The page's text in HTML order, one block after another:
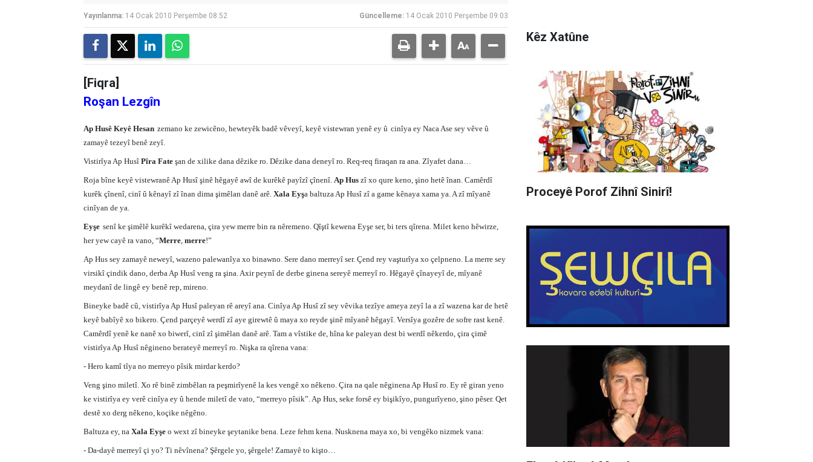
Yayınlanma: 14 Ocak 2010 Perşembe 08:52 Güncelleme: 14 Ocak 2010 Perşembe 09:03
[Fiqra]
Roşan Lezgîn
Ap Husê Keyê Hesan zemano ke zewicêno, hewteyêk badê vêveyî, keyê vistewran yenê ey û cinîya ey Naca Ase sey vêve û
zamayê tezeyî benê zeyî.
Vistirîya Ap Husî Pîra Fate şan de xilike dana dêzike ro. Dêzike dana deneyî ro. Req-req firaqan ra ana. Zîyafet dana…
Roja bîne keyê vistewranê Ap Husî şinê hêgayê awî de kurêkê payîzî çînenî. Ap Hus zî xo qure keno, şino hetê înan. Camêrdî
kurêk çînenî, cinî û kênayî zî înan dima şimêlan danê arê. Xala Eyşa baltuza Ap Husî zî a game kênaya xama ya. A zî mîyanê
cinîyan de ya.
Eyşe senî ke şimêlê kurêkî wedarena, çira yew merre bin ra nêremeno. Qîştî kewena Eyşe ser, bi ters qîrena. Milet keno hêwirze,
her yew cayê ra vano, “Merre, merre!”
Ap Hus sey zamayê neweyî, wazeno palewanîya xo binawno. Sere dano merreyî ser. Çend rey vaşturîya xo çelpneno. La merre sey
virsikî çindik dano, derba Ap Husî veng ra şina. Axir peynî de derbe ginena sereyê merreyî ro. Hêgayê çînayeyî de, mîyanê
meydanî de lingê ey benê rep, mireno.
Bineyke badê cû, vistirîya Ap Husî paleyan rê areyî ana. Cinîya Ap Husî zî sey vêvika tezîye ameya zeyî la a zî wazena kar de hetê
keyê babîyê xo bikero. Çend parçeyê werdî zî aye girewtê û maya xo reyde şinê mîyanê hêgayî. Versîya gozêre de sofre rast kenê.
Camêrdî yenê ke nanê xo biwerî, cinî zî şimêlan danê arê. Tam a vîstike de, hîna ke paleyan dest bi werdî nêkerdo, çira çimê
vistirîya Ap Husî nêgineno berateyê merreyî ro. Nişka ra qîrena vana:
- Hero kamî tîya no merreyo pîsik mirdar kerdo?
Veng şino miletî. Xo rê binê zimbêlan ra peşmirîyenê la kes vengê xo nêkeno. Çira na qale nêginena Ap Husî ro. Ey rê giran yeno
ke vistirîya ey verê cinîya ey û hende miletî de vato, “merreyo pîsik”. Ap Hus, seke forsê ey bişikîyo, pungurîyeno, şino pêser. Qet
destê xo derg nêkeno, koçike nêgêno.
Baltuza ey, na Xala Eyşe o wext zî bineyke şeytanike bena. Leze fehm kena. Nusknena maya xo, bi vengêko nizmek vana:
- Da-dayê merreyî çi yo? Ti nêvînena? Şêrgele yo, şêrgele! Zamayê to kişto…
Kêz Xatûne
Proceyê Porof Zihnî Sinirî!